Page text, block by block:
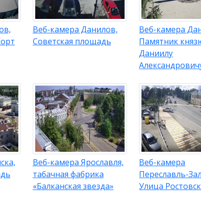
Веб-камера Данилов,
Советская площадь
Веб-камера
Памятник
Даниилу
Веб-камера Ярославля,
табачная фабрика
«Балканская звезда»
Веб-камера
Переславль-
Улица